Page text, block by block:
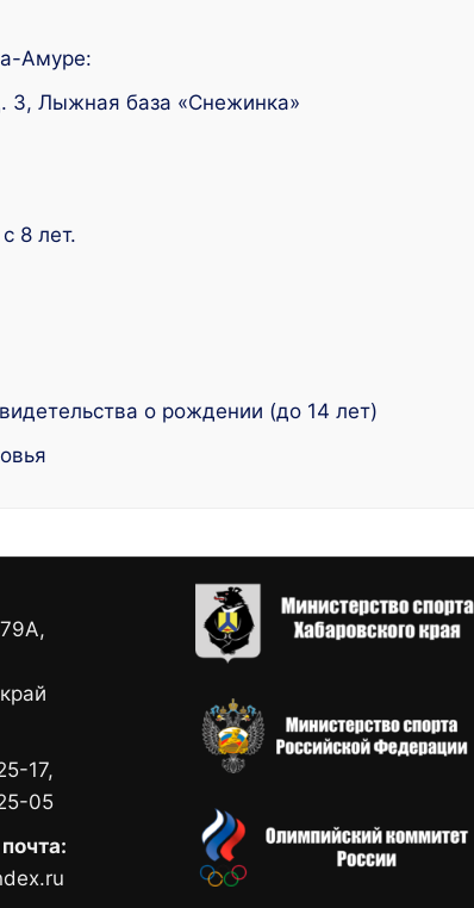
Амуре:
3, Лыжная база «Снежинка»
8 лет.
о рождении (до 14 лет)
17,
05